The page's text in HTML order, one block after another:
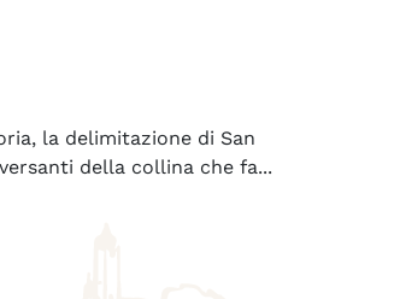
la delimitazione di San
della collina che fa...